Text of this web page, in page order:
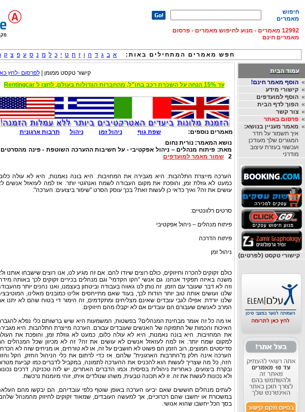
חיפוש
מאמרים
12992 מאמרים - מנוע לחיפוש מאמרים - פרסום
מאמרים חינם
חפש מאמרים המתחילים באות: א ב ג ד ה ו ז ח ט י כ ל מ נ ס ע פ צ ק
עמוד הבית
»הוסף מאמר חינם!
»קישורי מידע
»הוסף למועדפים
»הפוך לדף הבית
»צור קשר
»פרסום באתר
» מאמר מעניין בנושא:
איך תשמור על חדר
המגורים שלך מעודכן
ועכשווי בעזרת עיצוב
מודרני
קישורי טקסט (לפרטים)
קישור טקסט ממומן |לפרסום -לחץ
עד 15% הנחה על השכרת רכב בחו"ל, מהחברות הגדולות בעולם, לחצו ל Rentingcar
מאמרים נוספים: שפת גוף ניהול זמן ניהול
תרבות ארגונית
נושא המאמר:נורית נחום
מאת:פיתוח מנהלים – ניהול אפקטיבי - על חשיבות ההערכה השוטפת - פינה
2
שמור מאמר למועדפים
הערכה מייצרת התלהבות. היא מגבירה את המחויבות. היא בונה נאמנות, היא לא עולה
כמעט לא גוזלת זמן, והופכת את מקום העבודה לשמח ואנרגטי יותר. אז למה לעזאזל אנשים
עושים את זה? ואיך כדאי כן לעשות זאת? בכך עוסק הסרט "שיפור ביצועים: הערכה".
סרטים רלוונטיים:
פיתוח מנהלים – ניהול אפקטיבי
פיתוח הדרכה
ניהול זמן
כולם זקוקים להכרה וחיזוקים, כולם רוצים שיודו להם. אם זה מגיע לנו, אנו רוצים שישבחו אותנו
משנה באיזה תפקיד אנחנו. גם אנשי "הקו הקדמי" וגם מנהלים בכירים זקוקים לכך באותה
וזה לא דבר שעובר עם הזמן. זה נותן לנו גאווה בעבודה וביטחון בעצמנו, ואנו נהנים יותר
שלנו ועושים אותה טוב יותר הודות לכך, בעוד שאם מתייחסים אלינו כמובנים מאלינו,
שלנו יורדת. אפילו לגבי עובדים שאינם מצליחים ומתקדמים, זה הימור די בטוח שהם לא יתנו
המרב לאנשים שעבורם הם עובדים אם לא יקבלו מהם חיזוקים.
אז מה כל זה אומר מבחינת המנהלים? בפשטות, המשמעות היא שיש ברשותם כלי נפלא
האיכות והכמות של התפוקה של האנשים שעובדים עבורם. הערכה מייצרת התלהבות. היא
את המחויבות. היא בונה נאמנות, היא לא עולה כלום, כמעט לא גוזלת זמן, והופכת את
למקום שמח יותר. אז למה לעזאזל אנשים לא עושים את זה? זה לא מכיוון שכל המנהלים
סדיסטים חמוצים, רוב הזמן הם פשוט לא חושבים על זה, או לא טורחים, או מניחים שזה לא
הערכה אינה חלק מ"התרבות הארגונית" שלהם. אז כדי לרתום את כלי הניהול החזק, הקל
הזה, כל מה שצריך לעשות הוא להכניס את ההערכה לתמונה, במקביל לדברים כמו קביעת
ובקרת ביצועים, כאחריות ניהולית בסיסית. וכמו הדברים האחרים, יש לזה טכניקה, דרכים
ולא נכונות לעשות את זה. זו לא תכונה טבעית, משהו שנולדים איתו, זוהי מיומנות נרכשת.
לעתים מנהלים חוששים שאם יביעו הערכה באופן שוטף כלפי עובדיהם, הם יבקשו מהם
במשכורת או יחשבו שהם רכרוכיים, אך למעשה העובדים, שמאוד זקוקים לחיזוק מהמנהל
בסך הכל יחשבו שהוא אנושי.